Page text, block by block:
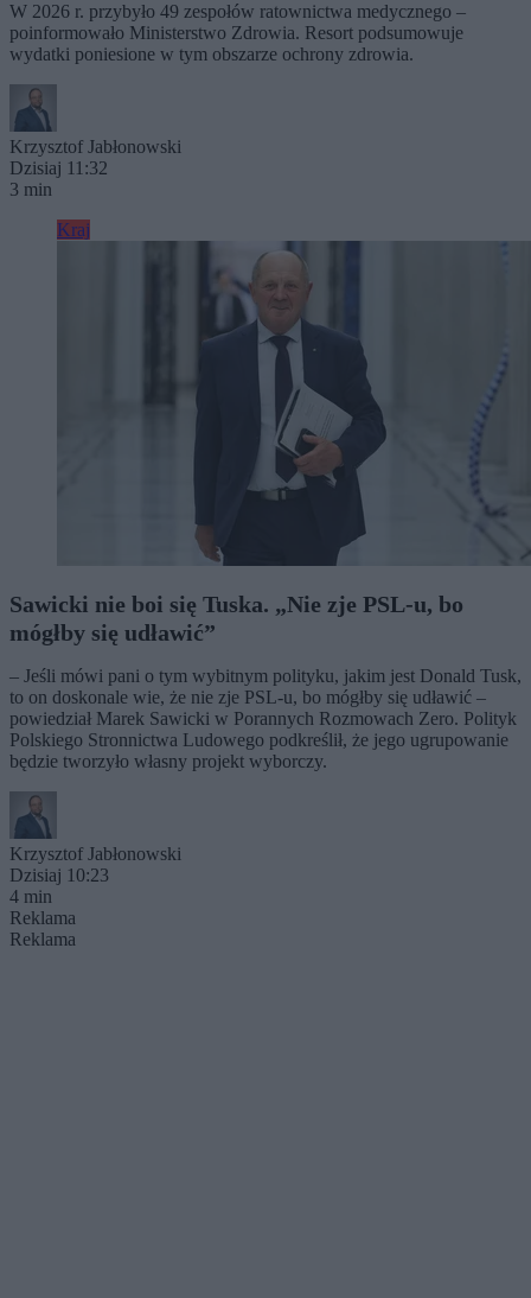
W 2026 r. przybyło 49 zespołów ratownictwa medycznego –
poinformowało Ministerstwo Zdrowia. Resort podsumowuje
wydatki poniesione w tym obszarze ochrony zdrowia.
Krzysztof Jabłonowski
Dzisiaj 11:32
3 min
Kraj
Sawicki nie boi się Tuska. „Nie zje PSL-u, bo
mógłby się udławić”
– Jeśli mówi pani o tym wybitnym polityku, jakim jest Donald Tusk,
to on doskonale wie, że nie zje PSL-u, bo mógłby się udławić –
powiedział Marek Sawicki w Porannych Rozmowach Zero. Polityk
Polskiego Stronnictwa Ludowego podkreślił, że jego ugrupowanie
będzie tworzyło własny projekt wyborczy.
Krzysztof Jabłonowski
Dzisiaj 10:23
4 min
Reklama
Reklama